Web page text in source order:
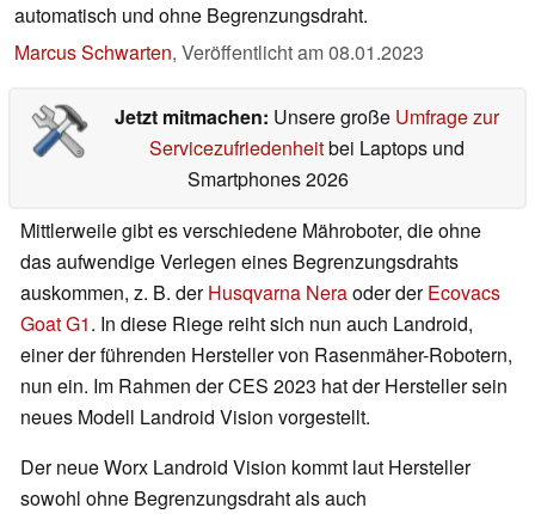
automatisch und ohne Begrenzungsdraht.
Marcus Schwarten, Veröffentlicht am08.01.2023
Jetzt mitmachen: Unsere große Umfrage zur
Servicezufriedenheitbei Laptops und
Smartphones 2026
Mittlerweile gibt es verschiedene Mähroboter, die ohne
das aufwendige Verlegen eines Begrenzungsdrahts
auskommen, z. B. derHusqvarna Neraoder derEcovacs
Goat G1. In diese Riege reiht sich nun auch Landroid,
einer der führenden Hersteller von Rasenmäher-Robotern,
nun ein. Im Rahmen der CES 2023 hat der Hersteller sein
neues Modell Landroid Vision vorgestellt.
Der neue Worx Landroid Vision kommt laut Hersteller
sowohl ohne Begrenzungsdraht als auch